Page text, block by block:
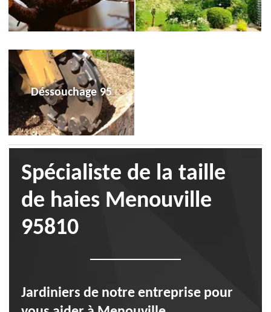
Déssouchage 95
Spécialiste de la taille
de haies Menouville
95810
Jardiniers de notre entreprise pour